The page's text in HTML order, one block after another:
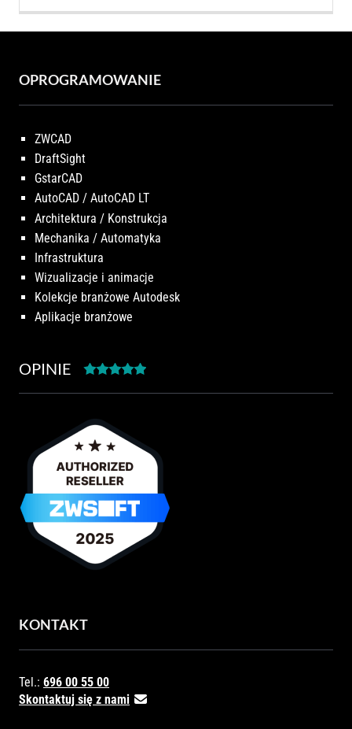
OPROGRAMOWANIE
ZWCAD
DraftSight
GstarCAD
AutoCAD / AutoCAD LT
Architektura / Konstrukcja
Mechanika / Automatyka
Infrastruktura
Wizualizacje i animacje
Kolekcje branżowe Autodesk
Aplikacje branżowe
OPINIE
KONTAKT
Tel.: 696 00 55 00
Skontaktuj się z nami